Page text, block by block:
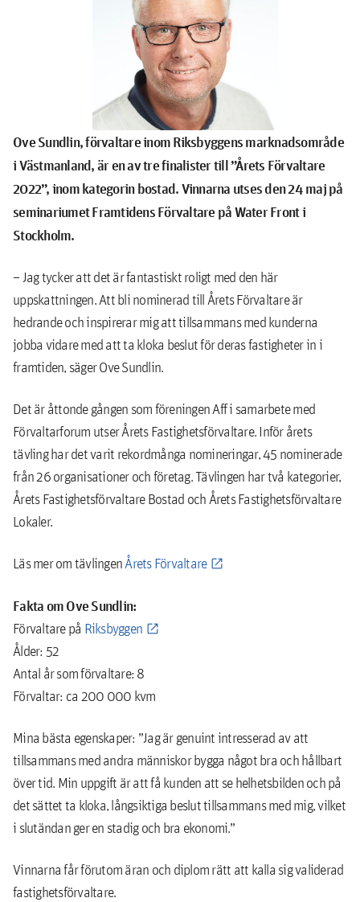
Ove Sundlin, förvaltare inom Riksbyggens marknadsområde
i Västmanland, är en av tre finalister till ”Årets Förvaltare
2022”, inom kategorin bostad. Vinnarna utses den 24 maj på
seminariumet Framtidens Förvaltare på Water Front i
Stockholm.
– Jag tycker att det är fantastiskt roligt med den här
uppskattningen. Att bli nominerad till Årets Förvaltare är
hedrande och inspirerar mig att tillsammans med kunderna
jobba vidare med att ta kloka beslut för deras fastigheter in i
framtiden, säger Ove Sundlin.
Det är åttonde gången som föreningen Aff i samarbete med
Förvaltarforum utser Årets Fastighetsförvaltare. Inför årets
tävling har det varit rekordmånga nomineringar, 45 nominerade
från 26 organisationer och företag. Tävlingen har två kategorier,
Årets Fastighetsförvaltare Bostad och Årets Fastighetsförvaltare
Lokaler.
Läs mer om tävlingenÅrets Förvaltare
Fakta om Ove Sundlin:
Förvaltare på Riksbyggen
Ålder: 52
Antal år som förvaltare: 8
Förvaltar: ca 200 000 kvm
Mina bästa egenskaper: ”Jag är genuint intresserad av att
tillsammans med andra människor bygga något bra och hållbart
över tid. Min uppgift är att få kunden att se helhetsbilden och på
det sättet ta kloka, långsiktiga beslut tillsammans med mig, vilket
i slutändan ger en stadig och bra ekonomi.”
Vinnarna får förutom äran och diplom rätt att kalla sig validerad
fastighetsförvaltare.